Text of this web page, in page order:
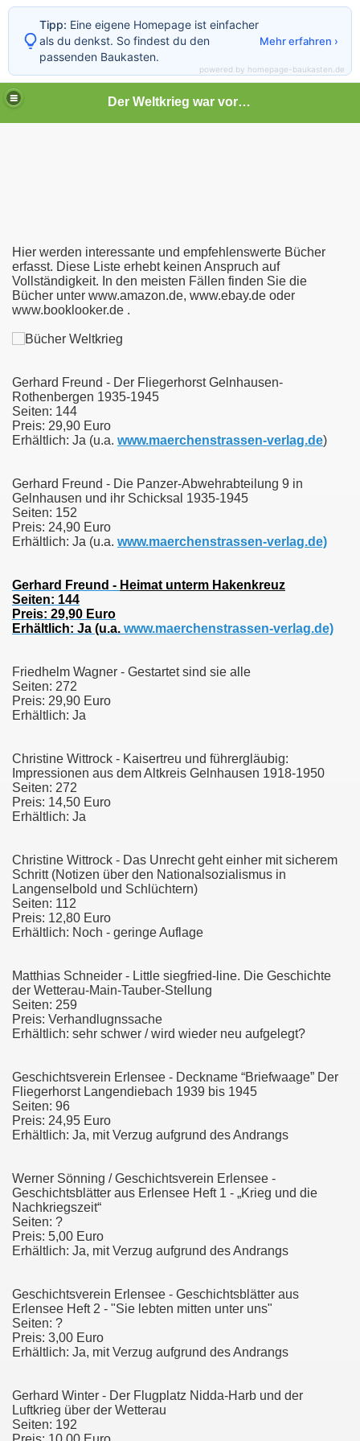
Der Weltkrieg war vor deiner Tür
Hier werden interessante und empfehlenswerte Bücher
erfasst. Diese Liste erhebt keinen Anspruch auf
Vollständigkeit. In den meisten Fällen finden Sie die
Bücher unter www.amazon.de, www.ebay.de oder
www.booklooker.de .
Gerhard Freund - Der Fliegerhorst Gelnhausen-
Rothenbergen 1935-1945
Seiten: 144
Preis: 29,90 Euro
Erhältlich: Ja (u.a. www.maerchenstrassen-verlag.de)
Gerhard Freund - Die Panzer-Abwehrabteilung 9 in
Gelnhausen und ihr Schicksal 1935-1945
Seiten: 152
Preis: 24,90 Euro
Erhältlich: Ja (u.a. www.maerchenstrassen-verlag.de)
Gerhard Freund - Heimat unterm Hakenkreuz
Seiten: 144
Preis: 29,90 Euro
Erhältlich: Ja (u.a. www.maerchenstrassen-verlag.de)
Friedhelm Wagner - Gestartet sind sie alle
Seiten: 272
Preis: 29,90 Euro
Erhältlich: Ja
Christine Wittrock - Kaisertreu und führergläubig:
Impressionen aus dem Altkreis Gelnhausen 1918-1950
Seiten: 272
Preis: 14,50 Euro
Erhältlich: Ja
Christine Wittrock - Das Unrecht geht einher mit sicherem
Schritt (Notizen über den Nationalsozialismus in
Langenselbold und Schlüchtern)
Seiten: 112
Preis: 12,80 Euro
Erhältlich: Noch - geringe Auflage
Matthias Schneider - Little siegfried-line. Die Geschichte
der Wetterau-Main-Tauber-Stellung
Seiten: 259
Preis: Verhandlugnssache
Erhältlich: sehr schwer / wird wieder neu aufgelegt?
Geschichtsverein Erlensee - Deckname “Briefwaage” Der
Fliegerhorst Langendiebach 1939 bis 1945
Seiten: 96
Preis: 24,95 Euro
Erhältlich: Ja, mit Verzug aufgrund des Andrangs
Werner Sönning / Geschichtsverein Erlensee -
Geschichtsblätter aus Erlensee Heft 1 - „Krieg und die
Nachkriegszeit“
Seiten: ?
Preis: 5,00 Euro
Erhältlich: Ja, mit Verzug aufgrund des Andrangs
Geschichtsverein Erlensee - Geschichtsblätter aus
Erlensee Heft 2 - "Sie lebten mitten unter uns"
Seiten: ?
Preis: 3,00 Euro
Erhältlich: Ja, mit Verzug aufgrund des Andrangs
Gerhard Winter - Der Flugplatz Nidda-Harb und der
Luftkrieg über der Wetterau
Seiten: 192
Tipp: Eine eigene Homepage ist einfacher
als du denkst. So findest du den
passenden Baukasten.
Mehr erfahren ›
powered by homepage-baukasten.de